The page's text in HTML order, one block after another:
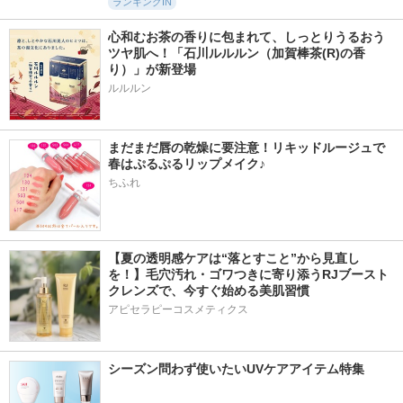
心和むお茶の香りに包まれて、しっとりうるおう
ツヤ肌へ！「石川ルルルン（加賀棒茶(R)の香
り）」が新登場
まだまだ唇の乾燥に要注意！リキッドルージュで
春はぷるぷるリップメイク♪
ちふれ
【夏の透明感ケアは“落とすこと”から見直し
を！】毛穴汚れ・ゴワつきに寄り添うRJブースト
クレンズで、今すぐ始める美肌習慣
アピセラピーコスメティクス
シーズン問わず使いたいUVケアアイテム特集